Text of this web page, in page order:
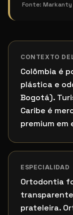
Fonte: Markanty
CONTEXTO
Colômbia é
plástica e
Bogotá).
Caribe é
premium em
ESPECIALIDAD
Ortodontia
prateleira.